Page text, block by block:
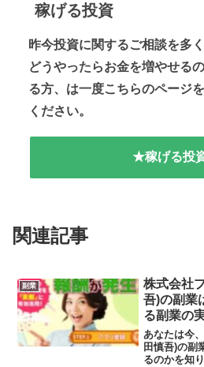
稼げる投資
昨今投資に関するご相談を多
どうやったらお金を増やせる
る方、は一度こちらのページ
ください。
★稼げる投
関連記事
副業
株式会社
吾)の副業
る副業の
ミや評判
あなたは今
田慎吾)の副
るのかを知